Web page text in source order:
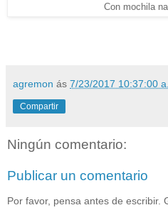
Con mochila
agremon ás 7/23/2017 10:37:00
Compartir
Ningún comentario:
Publicar un comentario
Por favor, pensa antes de escribir.